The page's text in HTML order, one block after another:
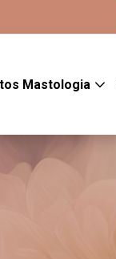
Mastologia